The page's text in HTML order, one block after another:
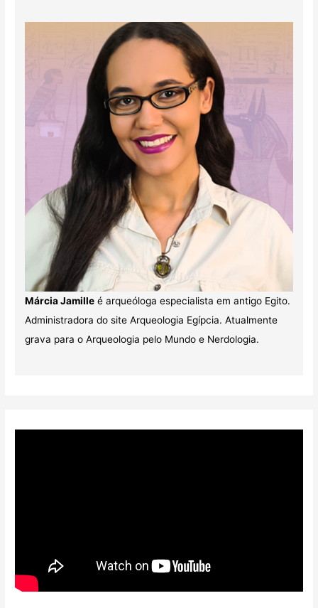
Márcia Jamilleé arqueóloga especialista em antigo Egito.
Administradora do site Arqueologia Egípcia. Atualmente
grava para o Arqueologia pelo Mundo e Nerdologia.